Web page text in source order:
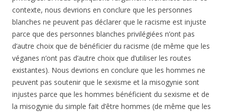
contexte, nous devrions en conclure que les personnes
blanches ne peuvent pas déclarer que le racisme est injuste
parce que des personnes blanches privilégiées n’ont pas
d’autre choix que de bénéficier du racisme (de même que les
véganes n’ont pas d’autre choix que d’utiliser les routes
existantes). Nous devrions en conclure que les hommes ne
peuvent pas soutenir que le sexisme et la misogynie sont
injustes parce que les hommes bénéficient du sexisme et de
la misogynie du simple fait d’être hommes (de même que les